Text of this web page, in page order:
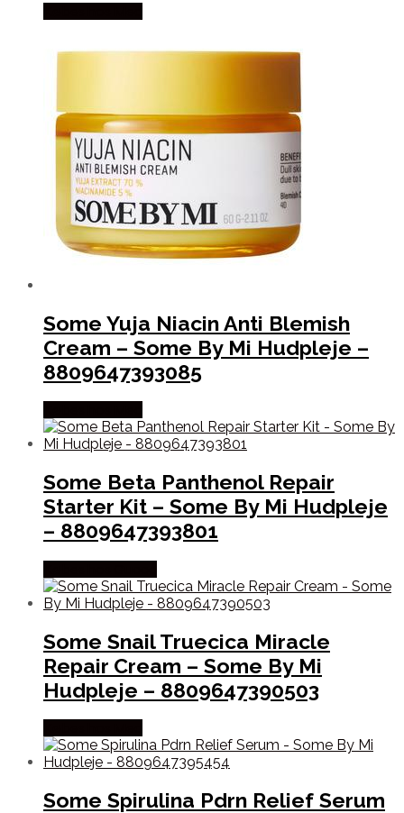
Some Yuja Niacin Anti Blemish
Cream – Some By Mi Hudpleje –
8809647393085
Some Beta Panthenol Repair
Starter Kit – Some By Mi Hudpleje
– 8809647393801
Some Snail Truecica Miracle
Repair Cream – Some By Mi
Hudpleje – 8809647390503
Some Spirulina Pdrn Relief Serum